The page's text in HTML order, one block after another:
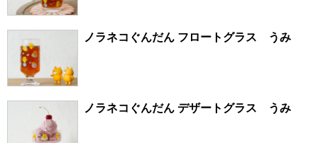
ノラネコぐんだん フロートグラス うみ
ノラネコぐんだん デザートグラス うみ